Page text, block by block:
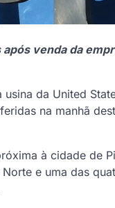
venda da
da United
na manhã
à cidade de
e uma das